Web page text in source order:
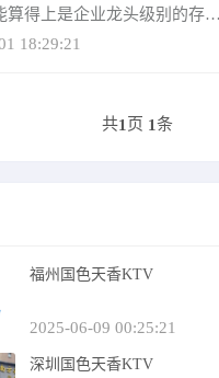
算得上是企业龙头级别的存
KTV详情怎么样呢？让我们
18:29:21
共1 页 1条
福州国色天香KTV
2025-06-09 00:25:21
深圳国色天香KTV